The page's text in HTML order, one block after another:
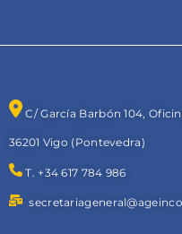
C/ García Barbón 104,
36201 Vigo (Pontevedra)
T. +34 617 784 986